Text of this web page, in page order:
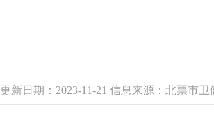
更新日期：2023-11-21 信息来源：北票市